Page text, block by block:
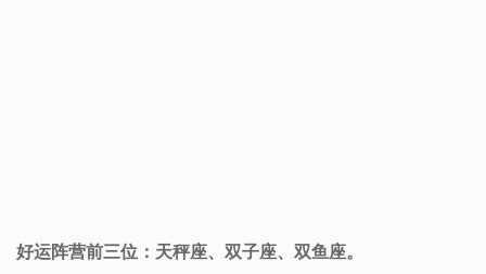
好运阵营前三位：天秤座、双子座、双鱼座。